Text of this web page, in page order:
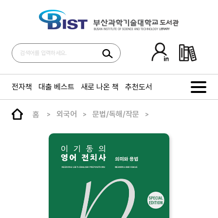
전자책 대출 베스트 새로 나온 책 추천도서
홈 외국어 문법/독해/작문